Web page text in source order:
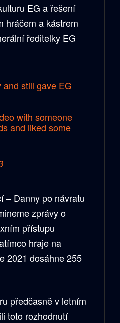
EG a řešení
hráčem a kástrem
ředitelky EG
still gave EG
with someone
and liked some
– Danny po návratu
zprávy o
přístupu
hraje na
2021 dosáhne 255
předčasně v letním
toto rozhodnutí